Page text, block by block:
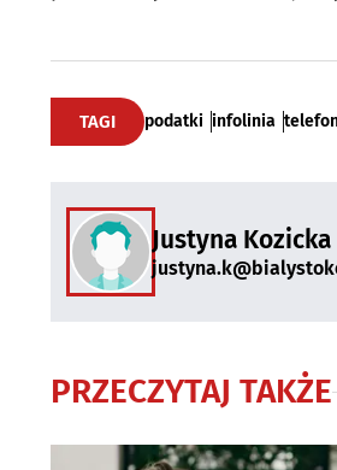
TAGI podatki infolinia
Justyna Kozicka
PRZECZYTAJ TAKŻE